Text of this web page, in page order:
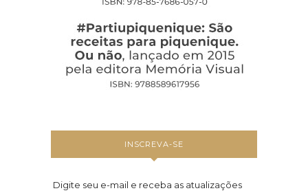
INSCREVA-SE
Digite seu e-mail e receba as atualizações